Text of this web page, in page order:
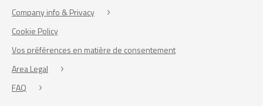
Company info & Privacy
Cookie Policy
Vos préférences en matière de consentement
Area Legal
FAQ